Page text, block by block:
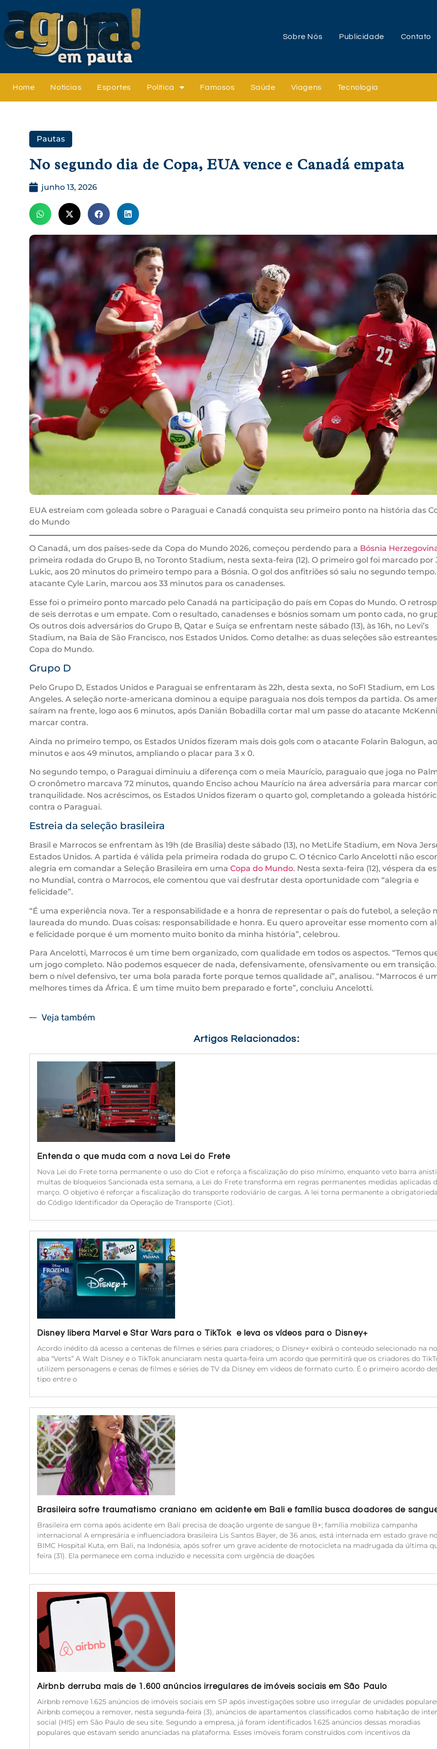
Sobre Nós Publicidade Contato
Home Notícias Esportes Política Famosos Saúde Viagens Tecnologia
Pautas
No segundo dia de Copa, EUA vence e Canadá empata
junho 13, 2026
EUA estreiam com goleada sobre o Paraguai e Canadá conquista seu primeiro ponto na história das
do Mundo
O Canadá, um dos países-sede da Copa do Mundo 2026, começou perdendo para a Bósnia
primeira rodada do Grupo B, no Toronto Stadium, nesta sexta-feira (12). O primeiro gol foi marcado por
Lukic, aos 20 minutos do primeiro tempo para a Bósnia. O gol dos anfitriões só saiu no segundo
atacante Cyle Larin, marcou aos 33 minutos para os canadenses.
Esse foi o primeiro ponto marcado pelo Canadá na participação do país em Copas do Mundo. O
de seis derrotas e um empate. Com o resultado, canadenses e bósnios somam um ponto cada, no
Os outros dois adversários do Grupo B, Qatar e Suíça se enfrentam neste sábado (13), às 16h, no Levi’s
Stadium, na Baia de São Francisco, nos Estados Unidos. Como detalhe: as duas seleções são
Copa do Mundo.
Grupo D
Pelo Grupo D, Estados Unidos e Paraguai se enfrentaram às 22h, desta sexta, no SoFI Stadium, em Los
Angeles. A seleção norte-americana dominou a equipe paraguaia nos dois tempos da partida. Os
saíram na frente, logo aos 6 minutos, após Danián Bobadilla cortar mal um passe do atacante
marcar contra.
Ainda no primeiro tempo, os Estados Unidos fizeram mais dois gols com o atacante Folarin Balogun,
minutos e aos 49 minutos, ampliando o placar para 3 x 0.
No segundo tempo, o Paraguai diminuiu a diferença com o meia Maurício, paraguaio que joga no
O cronômetro marcava 72 minutos, quando Enciso achou Maurício na área adversária para marcar
tranquilidade. Nos acréscimos, os Estados Unidos fizeram o quarto gol, completando a goleada
contra o Paraguai.
Estreia da seleção brasileira
Brasil e Marrocos se enfrentam às 19h (de Brasília) deste sábado (13), no MetLife Stadium, em Nova
Estados Unidos. A partida é válida pela primeira rodada do grupo C. O técnico Carlo Ancelotti não
alegria em comandar a Seleção Brasileira em uma Copa do Mundo. Nesta sexta-feira (12), véspera da
no Mundial, contra o Marrocos, ele comentou que vai desfrutar desta oportunidade com “alegria e
felicidade”.
“É uma experiência nova. Ter a responsabilidade e a honra de representar o país do futebol, a seleção
laureada do mundo. Duas coisas: responsabilidade e honra. Eu quero aproveitar esse momento com
e felicidade porque é um momento muito bonito da minha história”, celebrou.
Para Ancelotti, Marrocos é um time bem organizado, com qualidade em todos os aspectos. “Temos
um jogo completo. Não podemos esquecer de nada, defensivamente, ofensivamente ou em
bem o nível defensivo, ter uma bola parada forte porque temos qualidade aí”, analisou. “Marrocos é
melhores times da África. É um time muito bem preparado e forte”, concluiu Ancelotti.
Veja também
Artigos Relacionados:
Entenda o que muda com a nova Lei do Frete
Nova Lei do Frete torna permanente o uso do Ciot e reforça a fiscalização do piso mínimo, enquanto veto barra
multas de bloqueios Sancionada esta semana, a Lei do Frete transforma em regras permanentes medidas aplicadas
março. O objetivo é reforçar a fiscalização do transporte rodoviário de cargas. A lei torna permanente a
do Código Identificador da Operação de Transporte (Ciot).
Disney libera Marvel e Star Wars para o TikTok e leva os vídeos para o Disney+
Acordo inédito dá acesso a centenas de filmes e séries para criadores; o Disney+ exibirá o conteúdo selecionado na
aba “Verts” A Walt Disney e o TikTok anunciaram nesta quarta-feira um acordo que permitirá que os criadores do
utilizem personagens e cenas de filmes e séries de TV da Disney em vídeos de formato curto. É o primeiro acordo
tipo entre o
Brasileira sofre traumatismo craniano em acidente em Bali e família busca doadores de
Brasileira em coma após acidente em Bali precisa de doação urgente de sangue B+; família mobiliza campanha
internacional A empresária e influenciadora brasileira Lis Santos Bayer, de 36 anos, está internada em estado grave no
BIMC Hospital Kuta, em Bali, na Indonésia, após sofrer um grave acidente de motocicleta na madrugada da última
feira (31). Ela permanece em coma induzido e necessita com urgência de doações
Airbnb derruba mais de 1.600 anúncios irregulares de imóveis sociais em São Paulo
Airbnb remove 1.625 anúncios de imóveis sociais em SP após investigações sobre uso irregular de unidades
Airbnb começou a remover, nesta segunda-feira (3), anúncios de apartamentos classificados como habitação de
social (HIS) em São Paulo de seu site. Segundo a empresa, já foram identificados 1.625 anúncios dessas moradias
populares que estavam sendo anunciadas na plataforma. Esses imóveis foram construídos com incentivos da